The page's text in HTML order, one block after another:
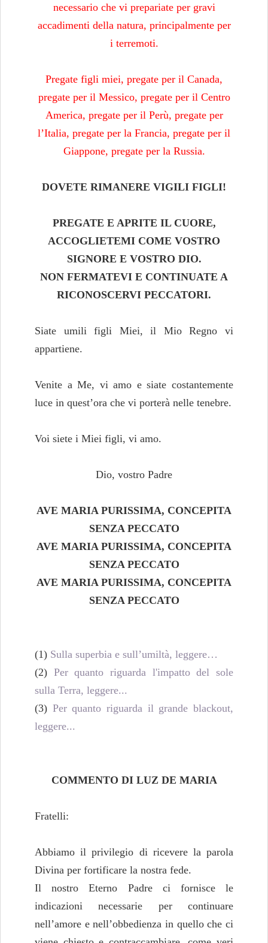
necessario che vi prepariate per gravi
accadimenti della natura, principalmente per
i terremoti.
Pregate figli miei, pregate per il Canada,
pregate per il Messico, pregate per il Centro
America, pregate per il Perù, pregate per
l’Italia, pregate per la Francia, pregate per il
Giappone, pregate per la Russia.
DOVETE RIMANERE VIGILI FIGLI!
PREGATE E APRITE IL CUORE,
ACCOGLIETEMI COME VOSTRO
SIGNORE E VOSTRO DIO.
NON FERMATEVI E CONTINUATE A
RICONOSCERVI PECCATORI.
Siate umili figli Miei, il Mio Regno vi
appartiene.
Venite a Me, vi amo e siate costantemente
luce in quest’ora che vi porterà nelle tenebre.
Voi siete i Miei figli, vi amo.
Dio, vostro Padre
AVE MARIA PURISSIMA, CONCEPITA
SENZA PECCATO
AVE MARIA PURISSIMA, CONCEPITA
SENZA PECCATO
AVE MARIA PURISSIMA, CONCEPITA
SENZA PECCATO
(1) Sulla superbia e sull’umiltà, leggere…
(2) Per quanto riguarda l'impatto del sole
sulla Terra, leggere...
(3) Per quanto riguarda il grande blackout,
leggere...
COMMENTO DI LUZ DE MARIA
Fratelli:
Abbiamo il privilegio di ricevere la parola
Divina per fortificare la nostra fede.
Il nostro Eterno Padre ci fornisce le
indicazioni necessarie per continuare
nell’amore e nell’obbedienza in quello che ci